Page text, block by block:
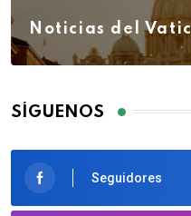
Noticias del
SÍGUENOS
Seguidores